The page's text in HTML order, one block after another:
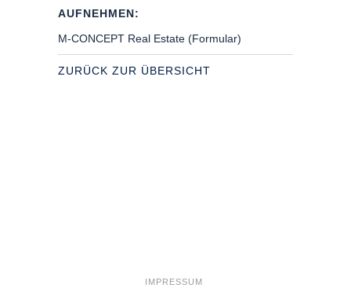
AUFNEHMEN:
M-CONCEPT Real Estate (Formular)
ZURÜCK ZUR ÜBERSICHT
IMPRESSUM